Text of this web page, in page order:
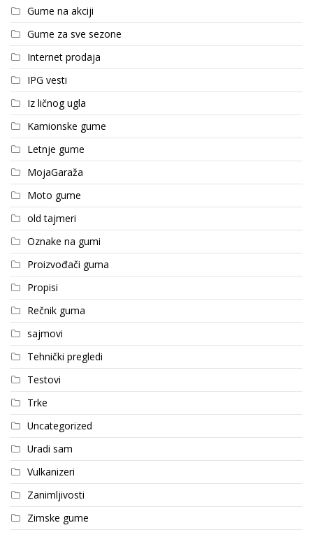
Gume na akciji
Gume za sve sezone
Internet prodaja
IPG vesti
Iz ličnog ugla
Kamionske gume
Letnje gume
MojaGaraža
Moto gume
old tajmeri
Oznake na gumi
Proizvođači guma
Propisi
Rečnik guma
sajmovi
Tehnički pregledi
Testovi
Trke
Uncategorized
Uradi sam
Vulkanizeri
Zanimljivosti
Zimske gume